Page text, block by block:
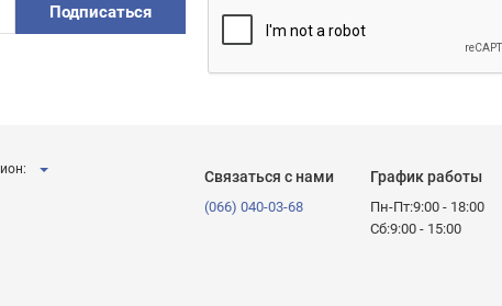
Подписаться
Связаться с нами
(066) 040-03-68
График работы
Пн-Пт:9:00 - 18:00
Сб:9:00 - 15:00